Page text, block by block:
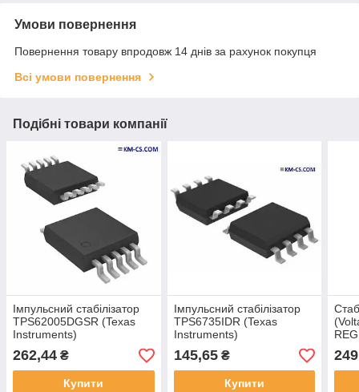
Умови повернення
Повернення товару впродовж 14 днів за рахунок покупця
Всі умови повернення
Подібні товари компанії
Імпульсний стабілізатор
TPS62005DGSR (Texas
Instruments)
262,44 ₴
Купити
Імпульсний стабілізатор
TPS6735IDR (Texas
Instruments)
145,65₴
Купити